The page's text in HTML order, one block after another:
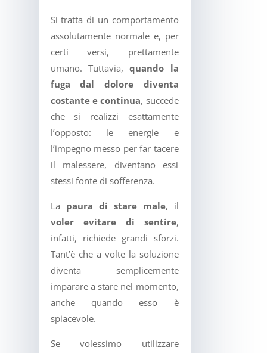
Si tratta di un comportamento
assolutamente normale e, per
certi versi, prettamente
umano. Tuttavia,quando la
fuga dal dolore diventa
costante e continua, succede
che si realizzi esattamente
l’opposto: le energie e
l’impegno messo per far tacere
il malessere, diventano essi
stessi fonte di sofferenza.
La paura di stare male, il
voler evitare di sentire,
infatti, richiede grandi sforzi.
Tant’è che a volte la soluzione
diventa semplicemente
imparare a stare nel momento,
anche quando esso è
spiacevole.
Se volessimo utilizzare